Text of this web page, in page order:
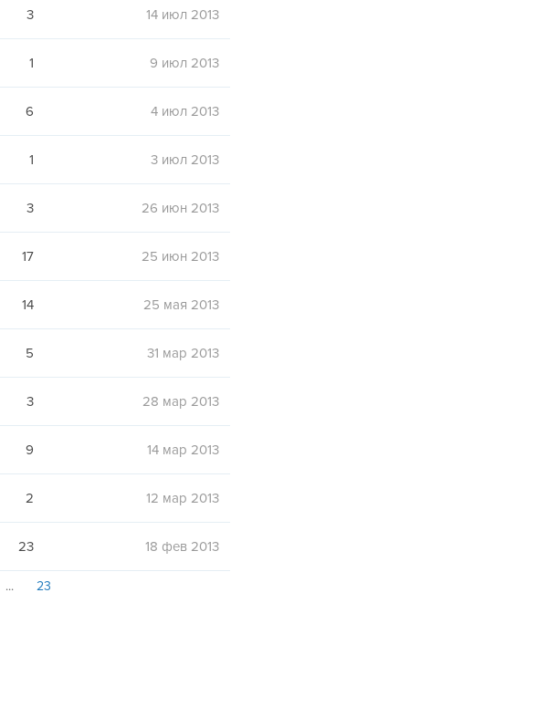
3 14 июл 2013
1 9 июл 2013
6 4 июл 2013
1 3 июл 2013
3 26 июн 2013
17 25 июн 2013
14 25 мая 2013
5 31 мар 2013
3 28 мар 2013
9 14 мар 2013
2 12 мар 2013
23 18 фев 2013
23